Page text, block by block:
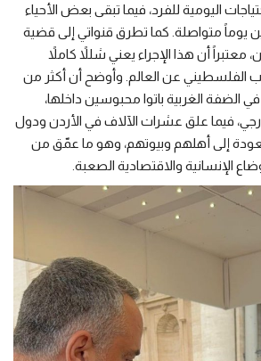
اليومية للفرد، فيما تبقى بعض الأحياء
يوماً متواصلة. كما تطرق قنواتي إلى قضية
أن هذا الإجراء يعني شللاً كاملاً
الفلسطيني عن العالم. وأوضح أن أكثر من
الضفة الغربية باتوا محبوسين داخلها،
فيما علق عشرات الآلاف في الأردن ودول
إلى أهلهم وبيوتهم، وهو ما عمّق من
الإنسانية والاقتصادية الصعبة.